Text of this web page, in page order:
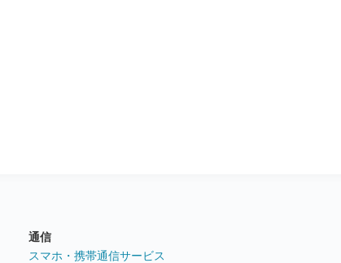
通信
スマホ・携帯通信サービス